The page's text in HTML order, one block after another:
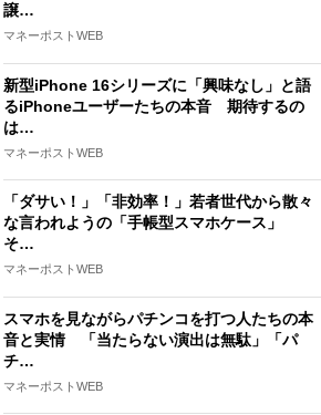
譲…
マネーポストWEB
新型iPhone 16シリーズに「興味なし」と語
るiPhoneユーザーたちの本音 期待するの
は…
マネーポストWEB
「ダサい！」「非効率！」若者世代から散々
な言われようの「手帳型スマホケース」
そ…
マネーポストWEB
スマホを見ながらパチンコを打つ人たちの本
音と実情 「当たらない演出は無駄」「パ
チ…
マネーポストWEB